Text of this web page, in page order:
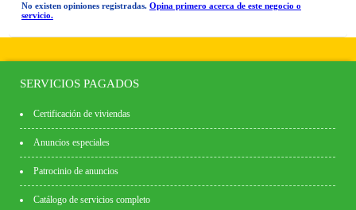
No existen opiniones registradas. Opina primero acerca de este negocio o
servicio.
SERVICIOS PAGADOS
Certificación de viviendas
Anuncios especiales
Patrocinio de anuncios
Catálogo de servicios completo